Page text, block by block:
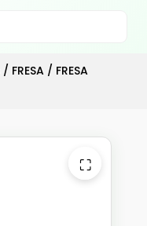
/ FRESA/ FRESA
⛶